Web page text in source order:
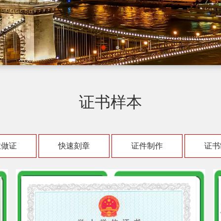
证书样本
证 快速刻章 证件制作 证